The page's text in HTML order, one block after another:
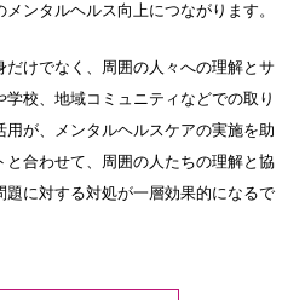
ンタルヘルス向上につながります。
だけでなく、周囲の人々への理解とサ
校、地域コミュニティなどでの取り
が、メンタルヘルスケアの実施を助
と合わせて、周囲の人たちの理解と協
題に対する対処が一層効果的になるで